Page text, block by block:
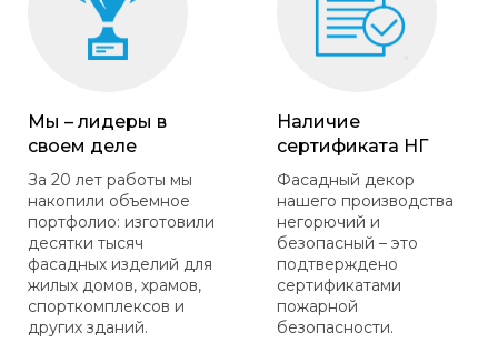
Мы – лидеры в
своем деле
За 20 лет работы мы
накопили объемное
портфолио: изготовили
десятки тысяч
фасадных изделий для
жилых домов, храмов,
спорткомплексов и
других зданий.
Наличие
сертификата НГ
Фасадный декор
нашего производства
негорючий и
безопасный – это
подтверждено
сертификатами
пожарной
безопасности.